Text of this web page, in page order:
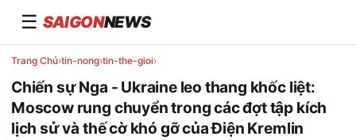
☰ SAIGONNEWS
Trang Chủ›tin-nong›tin-the-gioi›
Chiến sự Nga - Ukraine leo thang khốc liệt:
Moscow rung chuyển trong các đợt tập kích
lịch sử và thế cờ khó gỡ của Điện Kremlin